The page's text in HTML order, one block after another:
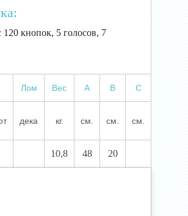
120 кнопок, 5 голосов, 7
Лом Вес А В С
дека кг. см. см. см.
10,8 48 20